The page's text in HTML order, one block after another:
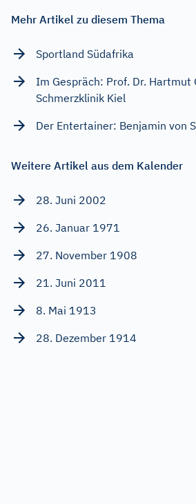
Mehr Artikel zu diesem Thema
Sportland Südafrika
Im Gespräch: Prof. Dr. Hartmut
Schmerzklinik Kiel
Der Entertainer: Benjamin von
Weitere Artikel aus dem Kalender
28. Juni 2002
26. Januar 1971
27. November 1908
21. Juni 2011
8. Mai 1913
28. Dezember 1914